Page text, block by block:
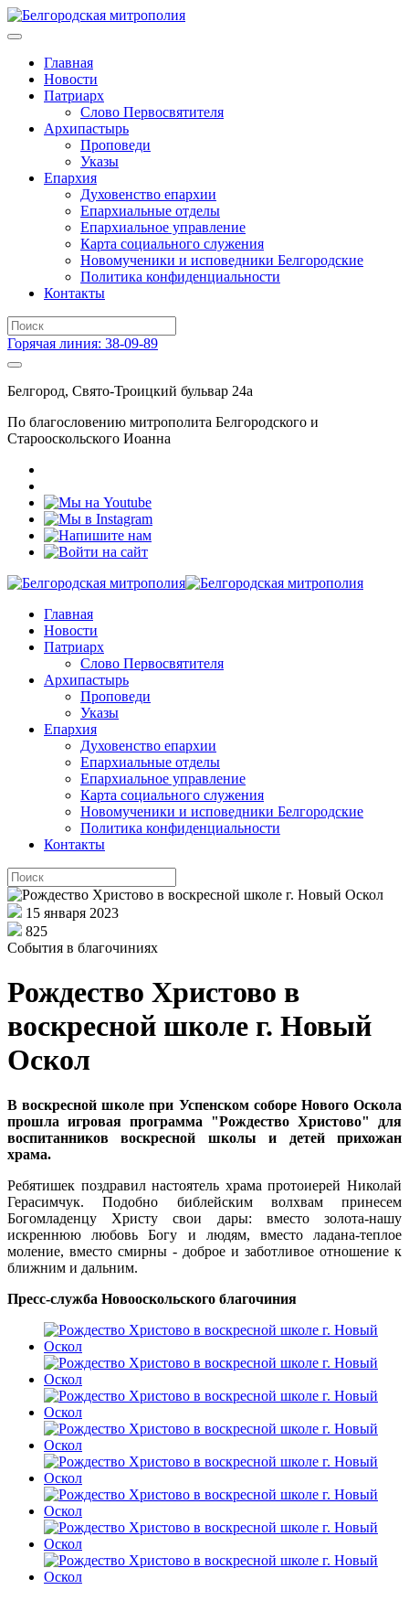
Главная
Новости
Патриарх
Слово Первосвятителя
Архипастырь
Проповеди
Указы
Епархия
Духовенство епархии
Епархиальные отделы
Епархиальное управление
Карта социального служения
Новомученики и исповедники Белгородские
Политика конфиденциальности
Контакты
Горячая линия: 38-09-89
Белгород, Свято-Троицкий бульвар 24а
По благословению митрополита Белгородского и
Старооскольского Иоанна
Главная
Новости
Патриарх
Слово Первосвятителя
Архипастырь
Проповеди
Указы
Епархия
Духовенство епархии
Епархиальные отделы
Епархиальное управление
Карта социального служения
Новомученики и исповедники Белгородские
Политика конфиденциальности
Контакты
15 января 2023
825
События в благочиниях
Рождество Христово в
воскресной школе г. Новый
Оскол
В воскресной школе при Успенском соборе Нового Оскола
прошла игровая программа "Рождество Христово" для
воспитанников воскресной школы и детей прихожан
храма.
Ребятишек поздравил настоятель храма протоиерей Николай
Герасимчук. Подобно библейским волхвам принесем
Богомладенцу Христу свои дары: вместо золота-нашу
искреннюю любовь Богу и людям, вместо ладана-теплое
моление, вместо смирны - доброе и заботливое отношение к
ближним и дальним.
Пресс-служба Новооскольского благочиния